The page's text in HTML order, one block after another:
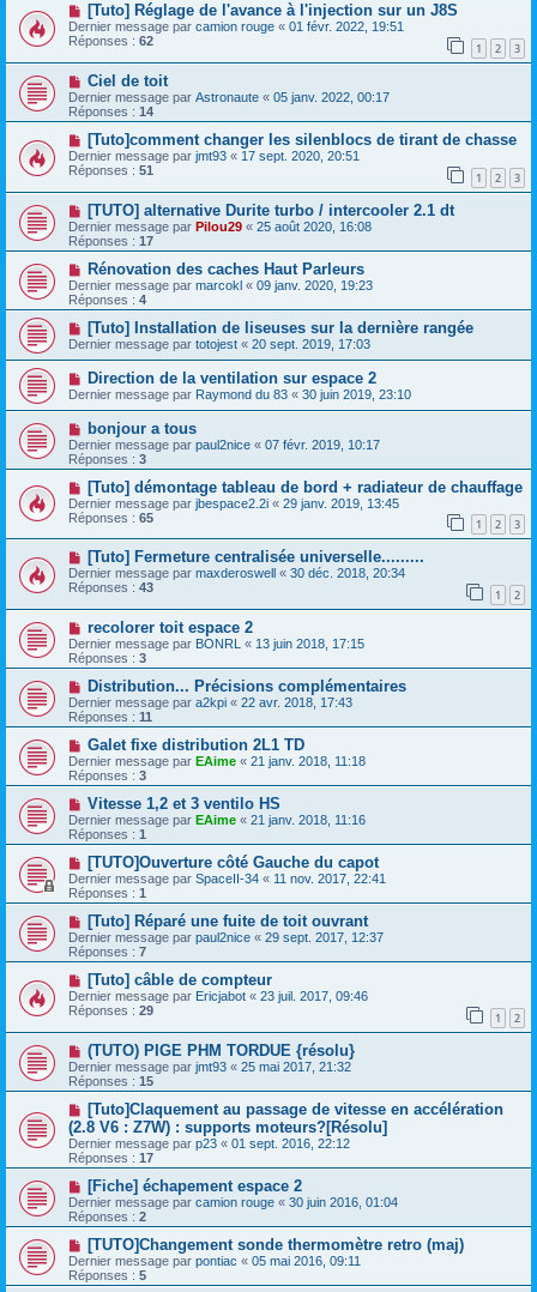
[Tuto] Réglage de l'avance à l'injection sur un J8S
Dernier message par camion rouge « 01 févr. 2022, 19:51
Réponses : 62 1 2 3
Ciel de toit
Dernier message par Astronaute « 05 janv. 2022, 00:17
Réponses : 14
[Tuto]comment changer les silenblocs de tirant de chasse
Dernier message par jmt93 « 17 sept. 2020, 20:51
Réponses : 51 1 2 3
[TUTO] alternative Durite turbo / intercooler 2.1 dt
Dernier message par Pilou29 « 25 août 2020, 16:08
Réponses : 17
Rénovation des caches Haut Parleurs
Dernier message par marcokl « 09 janv. 2020, 19:23
Réponses : 4
[Tuto] Installation de liseuses sur la dernière rangée
Dernier message par totojest « 20 sept. 2019, 17:03
Direction de la ventilation sur espace 2
Dernier message par Raymond du 83 « 30 juin 2019, 23:10
bonjour a tous
Dernier message par paul2nice « 07 févr. 2019, 10:17
Réponses : 3
[Tuto] démontage tableau de bord + radiateur de chauffage
Dernier message par jbespace2.2i « 29 janv. 2019, 13:45
Réponses : 65 1 2 3
[Tuto] Fermeture centralisée universelle.........
Dernier message par maxderoswell « 30 déc. 2018, 20:34
Réponses : 43 1 2
recolorer toit espace 2
Dernier message par BONRL « 13 juin 2018, 17:15
Réponses : 3
Distribution... Précisions complémentaires
Dernier message par a2kpi « 22 avr. 2018, 17:43
Réponses : 11
Galet fixe distribution 2L1 TD
Dernier message par EAime « 21 janv. 2018, 11:18
Réponses : 3
Vitesse 1,2 et 3 ventilo HS
Dernier message par EAime « 21 janv. 2018, 11:16
Réponses : 1
[TUTO]Ouverture côté Gauche du capot
Dernier message par SpaceII-34 « 11 nov. 2017, 22:41
Réponses : 1
[Tuto] Réparé une fuite de toit ouvrant
Dernier message par paul2nice « 29 sept. 2017, 12:37
Réponses : 7
[Tuto] câble de compteur
Dernier message par Ericjabot « 23 juil. 2017, 09:46
Réponses : 29 1 2
(TUTO) PIGE PHM TORDUE {résolu}
Dernier message par jmt93 « 25 mai 2017, 21:32
Réponses : 15
[Tuto]Claquement au passage de vitesse en accélération
(2.8 V6 : Z7W) : supports moteurs?[Résolu]
Dernier message par p23 « 01 sept. 2016, 22:12
Réponses : 17
[Fiche] échapement espace 2
Dernier message par camion rouge « 30 juin 2016, 01:04
Réponses : 2
[TUTO]Changement sonde thermomètre retro (maj)
Dernier message par pontiac « 05 mai 2016, 09:11
Réponses : 5